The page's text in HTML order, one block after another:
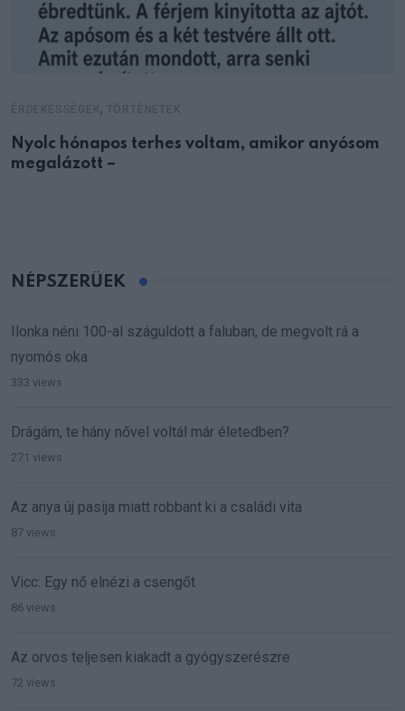
,
Nyolc hónapos terhes voltam, amikor anyósom
megalázott –
NÉPSZERŰEK
Ilonka néni 100-al száguldott a faluban, de megvolt rá a
nyomós oka
333 views
Drágám, te hány nővel voltál már életedben?
271 views
Az anya új pasija miatt robbant ki a családi vita
87 views
Vicc: Egy nő elnézi a csengőt
86 views
Az orvos teljesen kiakadt a gyógyszerészre
72 views